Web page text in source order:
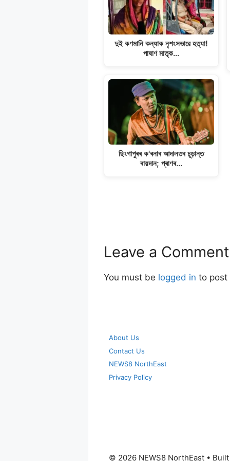
দুই কণমানি কন্যাক নৃশংসভাৱে হত্যা!
পাষাণ মাতৃক…
ছিংগাপুৰৰ ক'ৰনাৰ আদালতৰ চূড়ান্ত
ৰায়দান; প্ৰাণৰ…
Leave a Comment
You must be logged in to post
About Us
Contact Us
NEWS8 NorthEast
Privacy Policy
© 2026 NEWS8 NorthEast •